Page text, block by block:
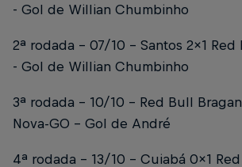
- Gol de Willian Chumbinho
2ª rodada - 07/10 - Santos 2x1 Red
- Gol de Willian Chumbinho
3ª rodada - 10/10 - Red Bull
Nova-GO - Gol de André
4ª rodada - 13/10 - Cuiabá 0x1